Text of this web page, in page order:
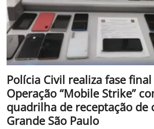
a
adolescente
14
anos
de
idade
Polícia Civil realiza fase
Operação “Mobile Strike”
quadrilha de receptação de
Grande São Paulo